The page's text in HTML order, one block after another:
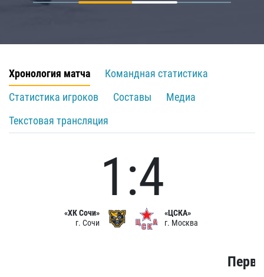
Хронология матча
Командная статистика
Статистика игроков
Составы
Медиа
Текстовая трансляция
«ХК Сочи»
г. Сочи
1:4
«ЦСКА»
г. Москва